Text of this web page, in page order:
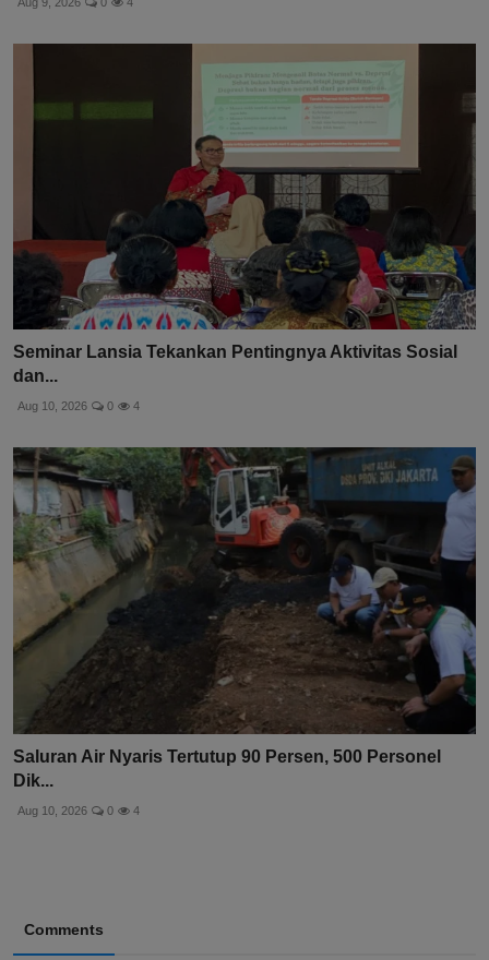
Seminar Lansia Tekankan Pentingnya Aktivitas Sosial
dan...
Aug 10, 2026 0 4
Saluran Air Nyaris Tertutup 90 Persen, 500 Personel
Dik...
Aug 10, 2026 0 4
Comments